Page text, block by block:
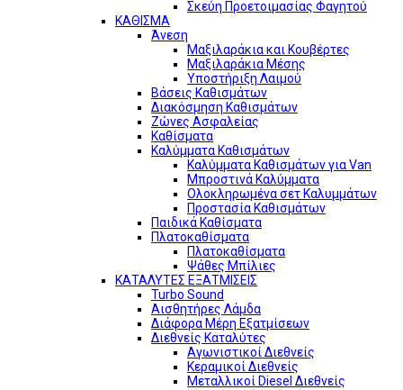
Σκεύη Προετοιμασίας Φαγητού
ΚΑΘΙΣΜΑ
Άνεση
Μαξιλαράκια και Κουβέρτες
Μαξιλαράκια Μέσης
Υποστήριξη Λαιμού
Βάσεις Καθισμάτων
Διακόσμηση Καθισμάτων
Ζώνες Ασφαλείας
Καθίσματα
Καλύμματα Καθισμάτων
Καλύμματα Καθισμάτων για Van
Μπροστινά Καλύμματα
Ολοκληρωμένα σετ Καλυμμάτων
Προστασία Καθισμάτων
Παιδικά Καθίσματα
Πλατοκαθίσματα
Πλατοκαθίσματα
Ψάθες Μπίλιες
ΚΑΤΑΛΥΤΕΣ ΕΞΑΤΜΙΣΕΙΣ
Turbo Sound
Αισθητήρες Λάμδα
Διάφορα Μέρη Εξατμίσεων
Διεθνείς Καταλύτες
Αγωνιστικοί Διεθνείς
Κεραμικοί Διεθνείς
Μεταλλικοί Diesel Διεθνείς